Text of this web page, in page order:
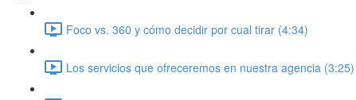
Foco vs. 360 y cómo decidir por cual tirar (4:34)
Los servicios que ofreceremos en nuestra agencia (3:25)